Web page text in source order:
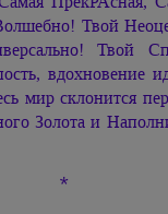
Твой
Твой
вдохновение
мир склонится
Золота и
*